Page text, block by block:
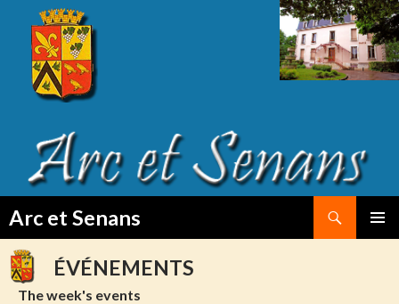
Arc et Senans
TO
CONTENTÉVÉNEMENTS
The week's events